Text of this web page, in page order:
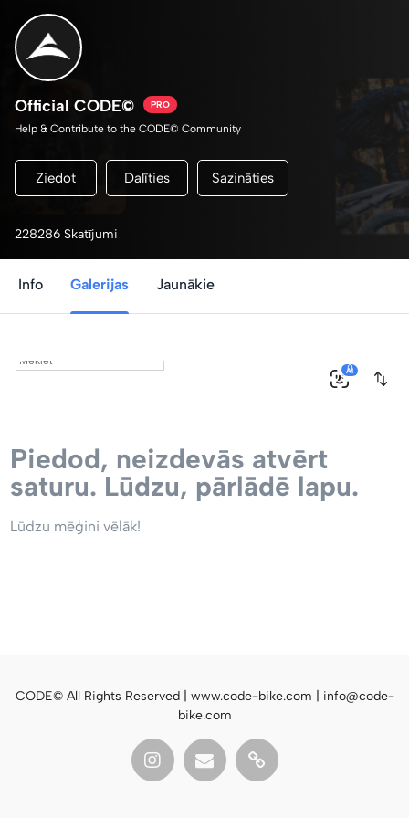
Official CODE© PRO
Help & Contribute to the CODE© Community
Ziedot Dalīties Sazināties
228286 Skatījumi
Info Galerijas Jaunākie
0
AI
Piedod, neizdevās atvērt
saturu. Lūdzu, pārlādē lapu.
Lūdzu mēģini vēlāk!
CODE© All Rights Reserved | www.code-bike.com | info@code-
bike.com